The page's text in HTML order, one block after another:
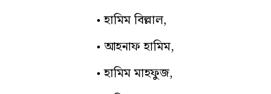
হামিম বিল্লাল,
আহনাফ হামিম,
হামিম মাহফুজ,